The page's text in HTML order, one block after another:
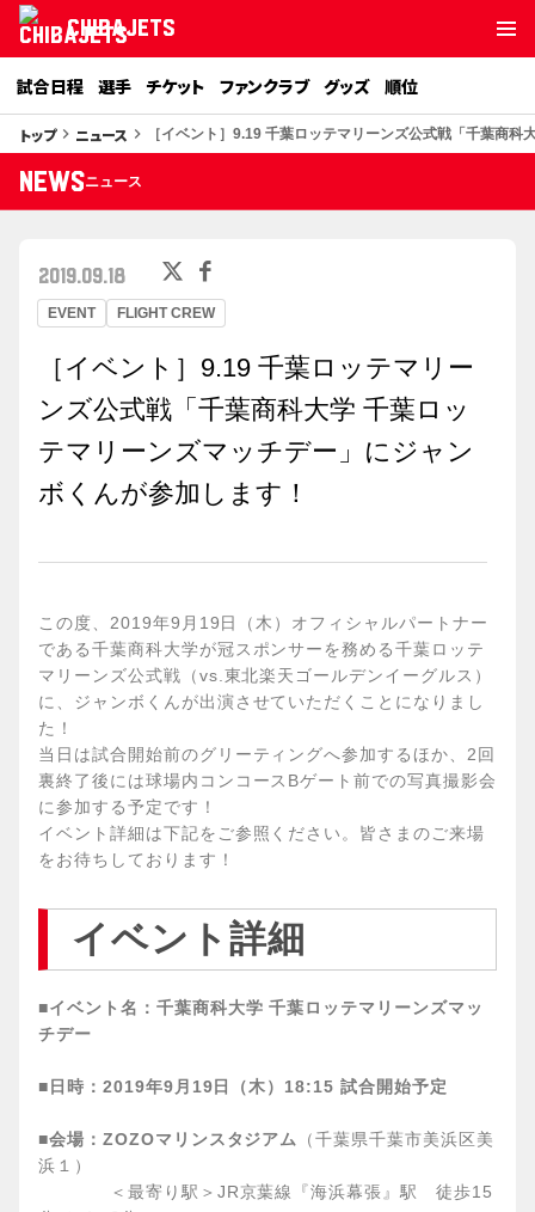
CHIBAJETS
試合日程 選手 チケット ファンクラブ グッズ 順位
トップkeyboard_arrow_right ニュース keyboard_arrow_right ［イベント］9.19 千葉ロッテマリーンズ公式戦「千葉商
NEWSニュース
EVENT FLIGHT CREW
2019.09.18
［イベント］9.19 千葉ロッテマリー
ンズ公式戦「千葉商科大学 千葉ロッ
テマリーンズマッチデー」にジャン
ボくんが参加します！
この度、2019年9月19日（木）オフィシャルパートナー
である千葉商科大学が冠スポンサーを務める千葉ロッテ
マリーンズ公式戦（vs.東北楽天ゴールデンイーグルス）
に、ジャンボくんが出演させていただくことになりまし
た！
当日は試合開始前のグリーティングへ参加するほか、2回
裏終了後には球場内コンコースBゲート前での写真撮影会
に参加する予定です！
イベント詳細は下記をご参照ください。皆さまのご来場
をお待ちしております！
イベント詳細
■イベント名：千葉商科大学 千葉ロッテマリーンズマッ
チデー
■日時：2019年9月19日（木）18:15 試合開始予定
■会場：ZOZOマリンスタジアム
（千葉県千葉市美浜区美
浜１）
＜最寄り駅＞JR京葉線『海浜幕張』駅 徒歩15